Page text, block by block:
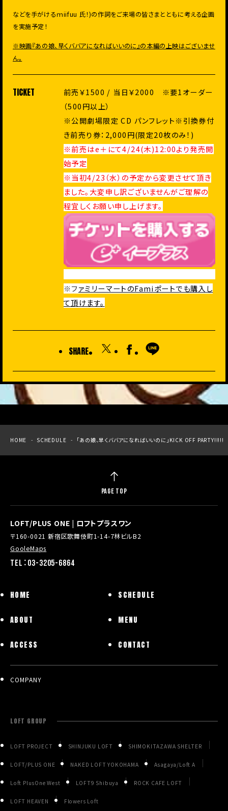
などを手がけるｍiifuu 氏！)の作詞をご来場の皆さまとともに考える企画
を実施予定！
※映画『あの娘、早くババアになればいいのに』の本編の上映はございませ
ん。
TICKET
前売￥1500 / 当日￥2000 ※要1オーダー
（500円以上）
※公開劇場限定 CD パンフレット※引換券付
き前売り券：2,000円(限定20枚のみ！)
※前売はe＋にて4/24(木)12:00より発売開
始予定
※当初4/23（水）の予定から変更させて頂き
ました。 大変申し訳ございませんがご理解の
程宜しくお願い申し上げます。
※フ ァミリーマートのFamiポートでも購入し
て頂けます。
SHARE
HOME SCHEDULE 「あの娘、早くババアになればいいのに」KICK OFF PARTY!!!!!
LOFT/PLUS ONE | ロフトプラスワン
〒160-0021 新宿区歌舞伎町1-14-7林ビルB2
GooleMaps
TEL：03-3205-6864
HOME SCHEDULE
ABOUT MENU
ACCESS CONTACT
COMPANY
LOFT GROUP
LOFT PROJECT SHINJUKU LOFT SHIMOKITAZAWA SHELTER
LOFT/PLUS ONE NAKED LOFT YOKOHAMA Asagaya/Loft A
Loft PlusOne West LOFT9 Shibuya ROCK CAFE LOFT
LOFT HEAVEN Flowers Loft
PAGE TOP